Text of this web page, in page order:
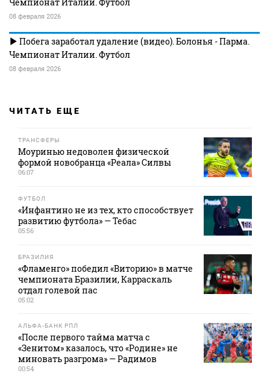
08 февраля 2026
Побега заработал удаление (видео). Болонья - Парма.
Чемпионат Италии. Футбол
08 февраля 2026
ЧИТАТЬ ЕЩЕ
ТРАНСФЕРЫ
Моуринью недоволен физической
формой новобранца «Реала» Силвы
06:07
ФУТБОЛ
«Инфантино не из тех, кто способствует
развитию футбола» — Тебас
05:56
БРАЗИЛИЯ
«Фламенго» победил «Виторию» в матче
чемпионата Бразилии, Карраскаль
отдал голевой пас
05:02
АЛЬФА-БАНК РПЛ
«После первого тайма матча с
«Зенитом» казалось, что «Родине» не
миновать разгрома» — Радимов
00:54